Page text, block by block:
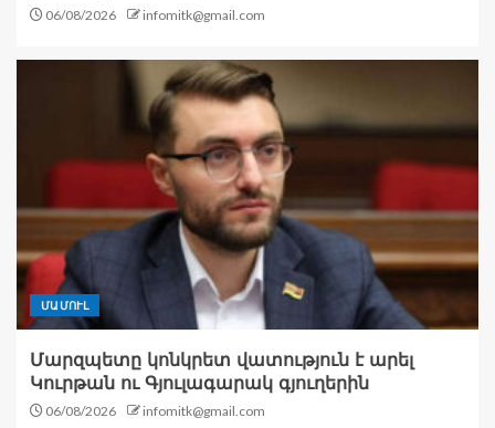
06/08/2026 infomitk@gmail.com
ՄԱՄՈՒԼ
Մարզպետը կոնկրետ վատություն է արել
Կուրթան ու Գյուլագարակ գյուղերին
06/08/2026 infomitk@gmail.com